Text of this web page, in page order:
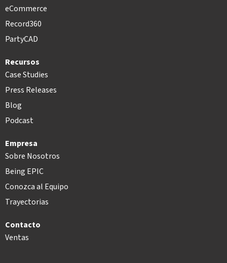
eCommerce
Record360
PartyCAD
Recursos
Case Studies
Press Releases
Blog
Podcast
Empresa
Sobre Nosotros
Being EPIC
Conozca al Equipo
Trayectorias
Contacto
Ventas